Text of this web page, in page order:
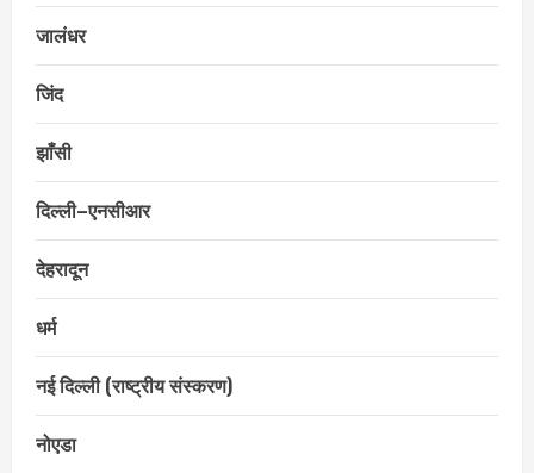
जालंधर
जिंद
झाँसी
दिल्ली–एनसीआर
देहरादून
धर्म
नई दिल्ली (राष्ट्रीय संस्करण)
नोएडा